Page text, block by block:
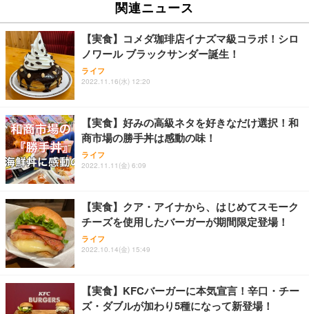
関連ニュース
【実食】コメダ珈琲店イナズマ級コラボ！シロ
ノワール ブラックサンダー誕生！
ライフ
2022.11.16(水) 12:20
【実食】好みの高級ネタを好きなだけ選択！和
商市場の勝手丼は感動の味！
ライフ
2022.11.11(金) 6:09
【実食】クア・アイナから、はじめてスモーク
チーズを使用したバーガーが期間限定登場！
ライフ
2022.10.14(金) 15:49
【実食】KFCバーガーに本気宣言！辛口・チー
ズ・ダブルが加わり5種になって新登場！